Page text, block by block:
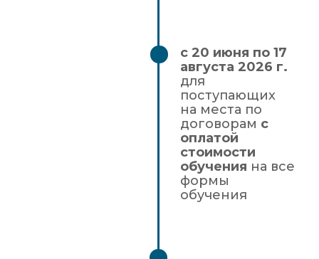
с 20 июня по 17
августа 2026 г.
для
поступающих
на места по
договорам с
оплатой
стоимости
обучения на все
формы
обучения